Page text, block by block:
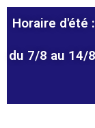
Horaire d'été
du 7/8 au 14/